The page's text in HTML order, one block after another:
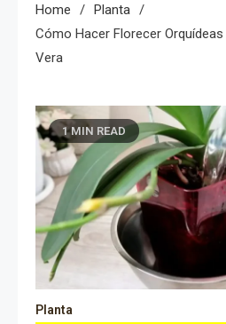
Home
Planta
Cómo Hacer Florecer
Vera
1 MIN READ
Planta